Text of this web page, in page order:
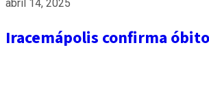
abril 14, 2025
Iracemápolis confirma